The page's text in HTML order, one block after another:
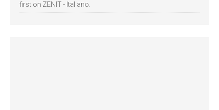
first on ZENIT - Italiano.